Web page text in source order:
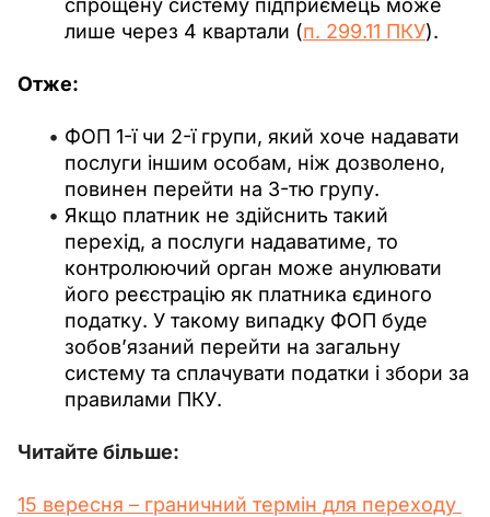
лише через 4 квартали (п. 299.11 ПКУ).
Отже:
ФОП 1-ї чи 2-ї групи, який хоче надавати
послуги іншим особам, ніж дозволено,
повинен перейти на 3-тю групу.
Якщо платник не здійснить такий
перехід, а послуги надаватиме, то
контролюючий орган може анулювати
його реєстрацію як платника єдиного
податку. У такому випадку ФОП буде
зобов’язаний перейти на загальну
систему та сплачувати податки і збори за
правилами ПКУ.
Читайте більше:
15 вересня – граничний термін для переходу